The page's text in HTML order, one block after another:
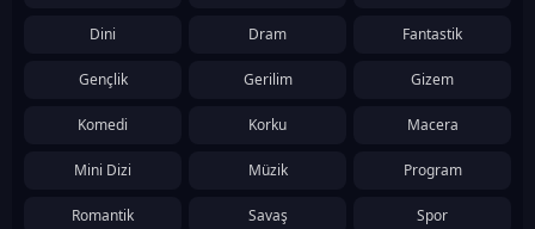
Dini Dram Fantastik
Gençlik Gerilim Gizem
Komedi Korku Macera
Mini Dizi Müzik Program
Romantik Savaş Spor